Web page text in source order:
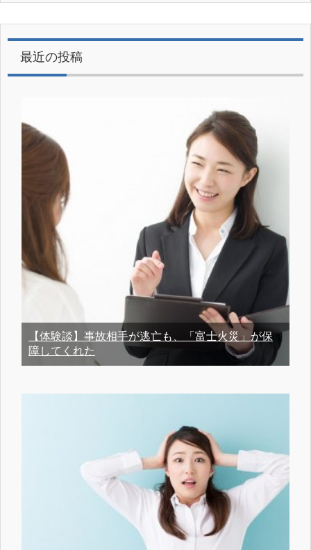
最近の投稿
【体験談】事故相手が逃亡も、「富士火災」が保
障してくれた